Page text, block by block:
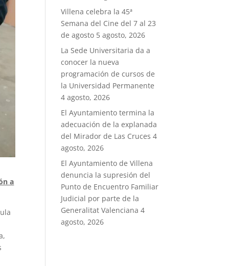
a
Villena celebra la 45ª
Semana del Cine del 7 al 23
de agosto 5 agosto, 2026
La Sede Universitaria da a
conocer la nueva
programación de cursos de
la Universidad Permanente
4 agosto, 2026
El Ayuntamiento termina la
adecuación de la explanada
del Mirador de Las Cruces 4
agosto, 2026
El Ayuntamiento de Villena
denuncia la supresión del
Punto de Encuentro Familiar
Judicial por parte de la
Generalitat Valenciana 4
agosto, 2026